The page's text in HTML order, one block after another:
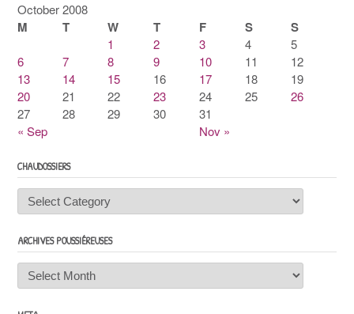
October 2008
M T W T F S S
« Sep Nov »
1 2 3 4
5
6
7 8 9 10 11
12
13
14 15 16 17 18
19
20
21 22 23 24 25
26
27
28 29 30 31
CHAUDOSSIERS
Chaudossiers
ARCHIVES POUSSIÉREUSES
Archives
poussiéreuses